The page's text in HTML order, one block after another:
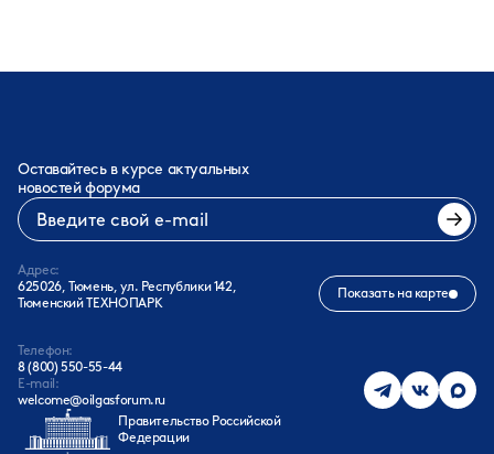
Оставайтесь в курсе актуальных
новостей форума
Адрес:
625026, Тюмень, ул. Республики 142,
Тюменский ТЕХНОПАРК
Показать на карте
Телефон:
8 (800) 550-55-44
E-mail:
welcome@oilgasforum.ru
Правительство Российской
Федерации